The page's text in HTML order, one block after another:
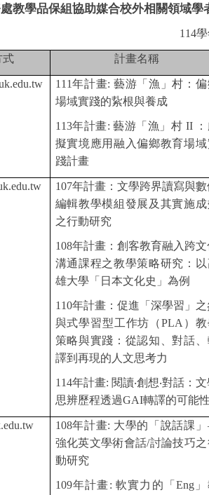
教學品保組協助媒合校外相關領域學
114
式 計畫名稱
111年計畫: 藝游「漁」村：偏
場域實踐的紥根與養成
113年計畫: 藝游「漁」村 II ：
擬實境應用融入偏鄉教育場域
踐計畫
107年計畫：文學跨界讀寫與數
編輯教學模組發展及其實施成
之行動研究
108年計畫：創客教育融入跨文
溝通課程之教學策略研究：以
雄大學「日本文化史」為例
110年計畫：促進「深學習」之
與式學習型工作坊（PLA）教
策略與實踐：從認知、對話、
譯到再現的人文思考力
114年計畫: 閱讀‧創想‧對話：文
思辨歷程透過GAI轉譯的可能性
108年計畫: 大學的「說話課
強化英文學術會話/討論技巧
動研究
109年計畫: 軟實力的「Eng」